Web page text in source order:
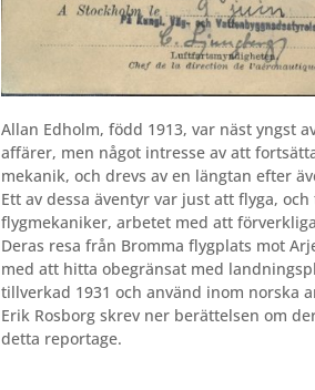
Allan Edholm, född 1913, var näst yngst
affärer, men något intresse av att
mekanik, och drevs av en längtan efter
Ett av dessa äventyr var just att flyga,
flygmekaniker, arbetet med att
Deras resa från Bromma flygplats mot
med att hitta obegränsat med
tillverkad 1931 och använd inom norska
Erik Rosborg skrev ner berättelsen om
detta reportage.